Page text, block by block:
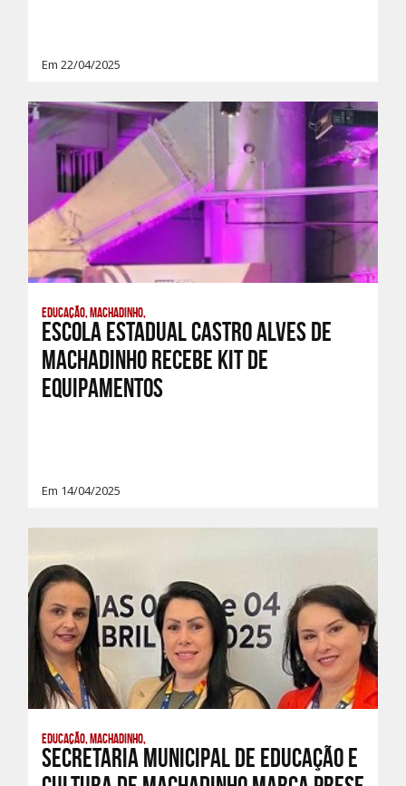
Em 22/04/2025
Educação, Machadinho,
Escola Estadual Castro Alves de
Machadinho recebe kit de
equipamentos
Em 14/04/2025
Educação, Machadinho,
Secretaria Municipal de Educação e